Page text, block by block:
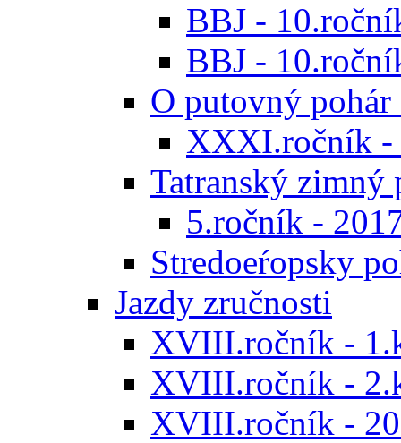
BBJ -
BBJ -
O putovný
XXXI.ročník -
Tatranský zimný
5.ročník -
Stredoeŕopsky
Jazdy zručnosti
XVIII.ročník -
XVIII.ročník -
XVIII.ročník -